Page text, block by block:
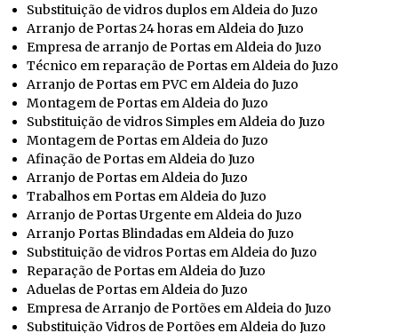
Substituição de vidros duplos em Aldeia do Juzo
Arranjo de Portas 24 horas em Aldeia do Juzo
Empresa de arranjo de Portas em Aldeia do Juzo
Técnico em reparação de Portas em Aldeia do Juzo
Arranjo de Portas em PVC em Aldeia do Juzo
Montagem de Portas em Aldeia do Juzo
Substituição de vidros Simples em Aldeia do Juzo
Montagem de Portas em Aldeia do Juzo
Afinação de Portas em Aldeia do Juzo
Arranjo de Portas em Aldeia do Juzo
Trabalhos em Portas em Aldeia do Juzo
Arranjo de Portas Urgente em Aldeia do Juzo
Arranjo Portas Blindadas em Aldeia do Juzo
Substituição de vidros Portas em Aldeia do Juzo
Reparação de Portas em Aldeia do Juzo
Aduelas de Portas em Aldeia do Juzo
Empresa de Arranjo de Portões em Aldeia do Juzo
Substituição Vidros de Portões em Aldeia do Juzo